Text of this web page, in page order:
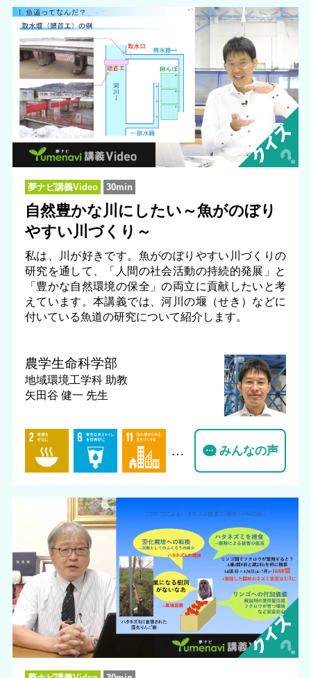
夢ナビ講義Video 30min
自然豊かな川にしたい～魚がのぼり
やすい川づくり～
私は、川が好きです。魚がのぼりやすい川づくりの
研究を通して、「人間の社会活動の持続的発展」と
「豊かな自然環境の保全」の両立に貢献したいと考
えています。本講義では、河川の堰（せき）などに
付いている魚道の研究について紹介します。
農学生命科学部
地域環境工学科 助教
矢田谷 健一 先生
… みんなの声